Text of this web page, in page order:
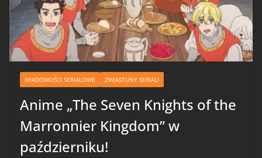
WIADOMOŚCI SERIALOWE ZWIASTUNY SERIALI
Anime „The Seven Knights of the
Marronnier Kingdom” w
październiku!